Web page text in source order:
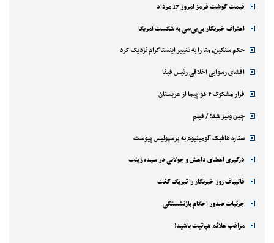
قیمت گوشت قرمز امروز 17 مرداد
اعتراف خبرنگار بی‌بی‌سی به شکست آمریکا
حکم سنگین، متا را به تغییر اینستاگرام نزدیک کرد
افشای رسوایی اخلاقی رئیس فیفا
فرار مشکوک ۴ هواپیما از عربستان
چین ونیز شد! / فیلم
ستاره هافبک آلومینیوم به پرسپولیس پیوست
درگیری اعضای داعش و جولانی در سیده زینب
قالیباف روز خبرنگار را تبریک گفت
جزئیات صدور احکام بازنشستگی
مراقب علائم هپاتیت باشید!